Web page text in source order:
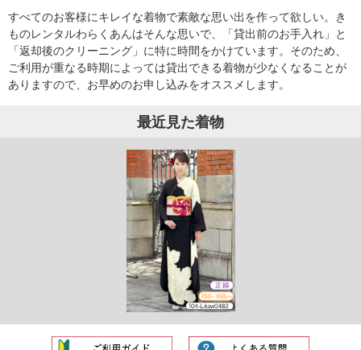
すべてのお客様にキレイな着物で素敵な思い出を作って欲しい。き
ものレンタルわらくあんはそんな思いで、「貸出前のお手入れ」と
「返却後のクリーニング」に特に時間をかけています。そのため、
ご利用が重なる時期によっては貸出できる着物が少なくなることが
ありますので、お早めのお申し込みをオススメします。
最近見た着物